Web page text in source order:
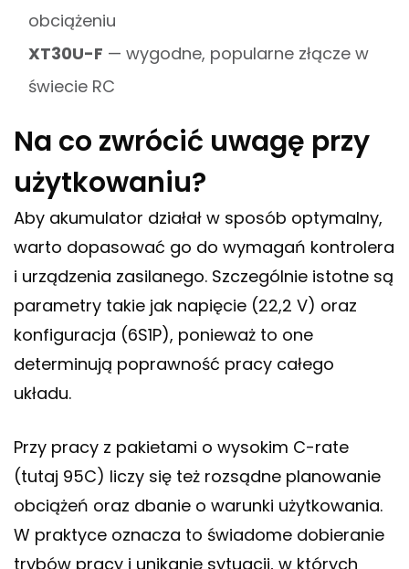
obciążeniu
XT30U-F — wygodne, popularne złącze w
świecie RC
Na co zwrócić uwagę przy
użytkowaniu?
Aby akumulator działał w sposób optymalny,
warto dopasować go do wymagań kontrolera
i urządzenia zasilanego. Szczególnie istotne są
parametry takie jak napięcie (22,2 V) oraz
konfiguracja (6S1P), ponieważ to one
determinują poprawność pracy całego
układu.
Przy pracy z pakietami o wysokim C-rate
(tutaj 95C) liczy się też rozsądne planowanie
obciążeń oraz dbanie o warunki użytkowania.
W praktyce oznacza to świadome dobieranie
trybów pracy i unikanie sytuacji, w których